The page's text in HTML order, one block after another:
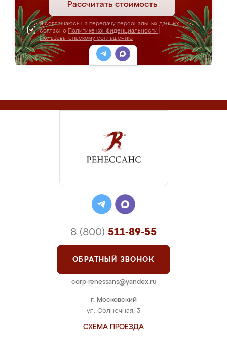
Рассчитать стоимость
Я соглашаюсь на передачу персональных данных
согласно Политике конфиденциальности
Пользовательскому соглашению
г. Московский
ул. Солнечная, 3
СХЕМА ПРОЕЗДА
8 (800) 511-89-55
ОБРАТНЫЙ ЗВОНОК
corp-renessans@yandex.ru